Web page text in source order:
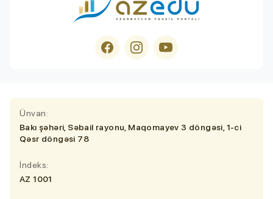
Ünvan:
Bakı şəhəri, Səbail rayonu, Maqomayev 3 döngəsi, 1-ci
Qəsr döngəsi 78
İndeks:
AZ 1001